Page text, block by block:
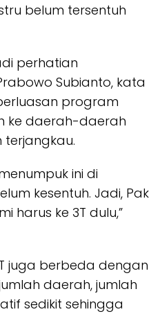
belum tersentuh
perhatian
Subianto, kata
program
ke daerah-daerah
terjangkau.
ini di
kesentuh. Jadi, Pak
harus ke 3T dulu,”
juga berbeda dengan
daerah, jumlah
sedikit sehingga